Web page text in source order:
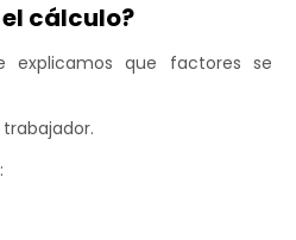
cálculo?
explicamos que factores se